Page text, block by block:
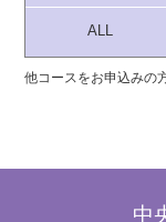
ALL
他コースをお申込みの
中